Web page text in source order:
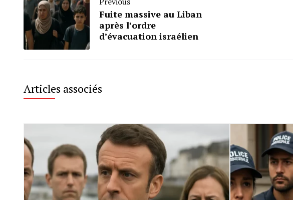
Fuite massive au Liban
après l’ordre
d’évacuation israélien
Articles associés